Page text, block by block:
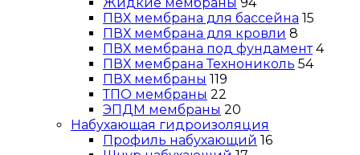
ПВХ мембрана для бассейна 15
ПВХ мембрана для кровли 8
ПВХ мембрана под фундамент 4
ПВХ мембрана Технониколь 54
ПВХ мембраны 119
ТПО мембраны 22
ЭПДМ мембраны 20
Набухающая гидроизоляция
Профиль набухающий 16